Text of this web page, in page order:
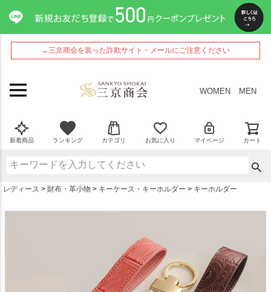
→三京商会を装った詐欺サイト・メールにご注意ください
WOMEN MEN
新着商品 ランキング カテゴリ お気に入り マイページ カート
レディース 財布・革小物 キーケース・キーホルダー キーホルダー
ペー
ジト
ップ
へ